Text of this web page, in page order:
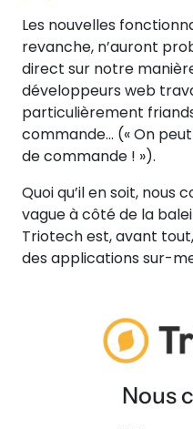
Les nouvelles
revanche, n’auront
direct sur notre
développeurs web
particulièrement
commande… (« On
de commande ! »).
Quoi qu’il en soit, nous
vague à côté de la
Triotech est, avant
des applications sur-
Nous